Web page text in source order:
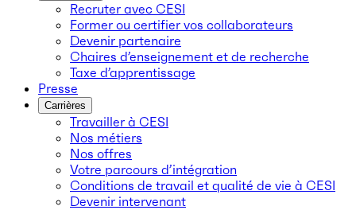
Recruter avec CESI
Former ou certifier vos collaborateurs
Devenir partenaire
Chaires d’enseignement et de recherche
Taxe d’apprentissage
Presse
Carrières
Travailler à CESI
Nos métiers
Nos offres
Votre parcours d’intégration
Conditions de travail et qualité de vie à CESI
Devenir intervenant